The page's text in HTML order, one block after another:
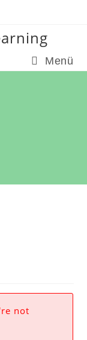
Menü
not